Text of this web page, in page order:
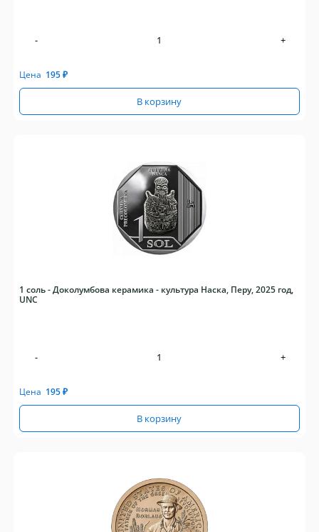
- +
Цена 195₽
В корзину
1 соль - Доколумбова керамика - культура Наска, Перу, 2025 год,
UNC
- +
Цена 195₽
В корзину